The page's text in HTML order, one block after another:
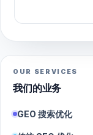
OUR SERVICES
我们的业务
GEO 搜索优化